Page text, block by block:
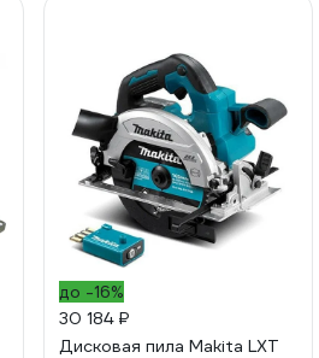
до -16%
30 184 ₽
Дисковая пила Makita LXT